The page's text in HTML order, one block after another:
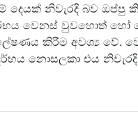
දෙයක් නිවැරදි බව ඔප්පු
වෙනස් වුවහොත් හෝ
කිරීම අවශ්‍ය වේ.
නොසලකා එය නිවැරදි